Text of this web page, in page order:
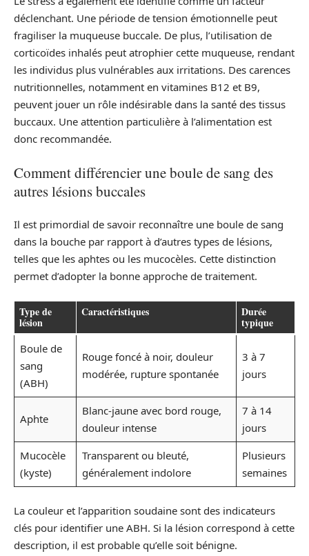
déclenchant. Une période de tension émotionnelle peut
fragiliser la muqueuse buccale. De plus, l’utilisation de
corticoïdes inhalés peut atrophier cette muqueuse, rendant
les individus plus vulnérables aux irritations. Des carences
nutritionnelles, notamment en vitamines B12 et B9,
peuvent jouer un rôle indésirable dans la santé des tissus
buccaux. Une attention particulière à l’alimentation est
donc recommandée.
Comment différencier une boule de sang des
autres lésions buccales
Il est primordial de savoir reconnaître une boule de sang
dans la bouche par rapport à d’autres types de lésions,
telles que les aphtes ou les mucocèles. Cette distinction
permet d’adopter la bonne approche de traitement.
Type de
lésion
Caractéristiques Durée
typique
Boule de
sang
(ABH)
Rouge foncé à noir, douleur
modérée, rupture spontanée
3 à 7
jours
Aphte
Blanc-jaune avec bord rouge,
douleur intense
7 à 14
jours
Mucocèle
(kyste)
Transparent ou bleuté,
généralement indolore
Plusieurs
semaines
La couleur et l’apparition soudaine sont des indicateurs
clés pour identifier une ABH. Si la lésion correspond à cette
description, il est probable qu’elle soit bénigne.